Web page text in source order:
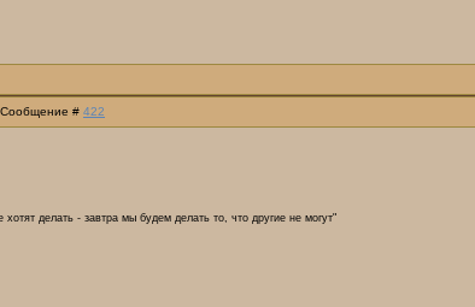
# 422
делать - завтра мы будем делать то, что другие не могут"